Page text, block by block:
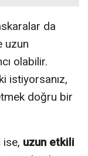
da
uzun
olabilir.
istiyorsanız,
doğru bir
ise, uzun etkili